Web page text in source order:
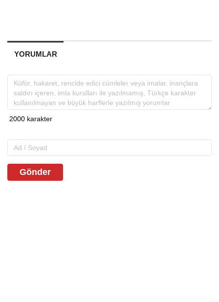
YORUMLAR
Gönder